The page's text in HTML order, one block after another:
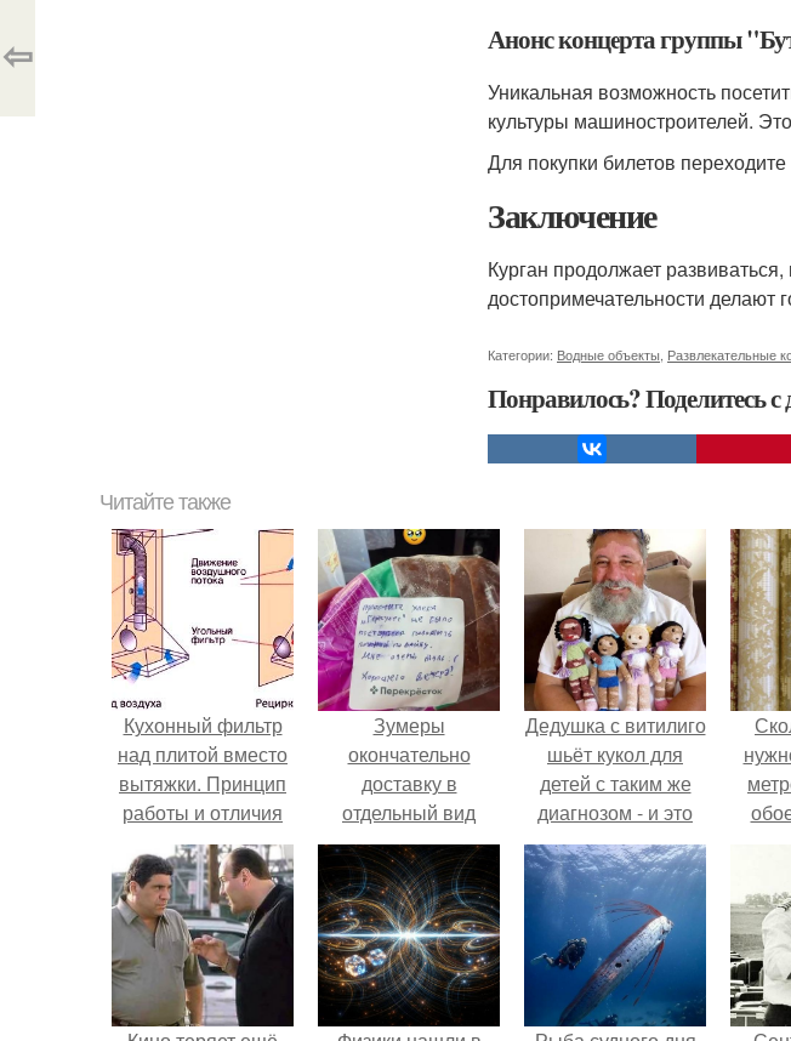
Анонс концерта группы
Уникальная возможность
культуры машиностроителей.
Для покупки билетов
Заключение
Курган продолжает
достопримечательности
Категории: Водные объекты Развлекательные
Понравилось? Поделитесь с
⇦
Читайте также
Кухонный фильтр
над плитой вместо
вытяжки. Принцип
работы и отличия
от обычной
вытяжки
Зумеры
окончательно
доставку в
отдельный вид
искусства
превратили.
Дедушка с витилиго
шьёт кукол для
детей с таким же
диагнозом - и это
трогает до слёз.